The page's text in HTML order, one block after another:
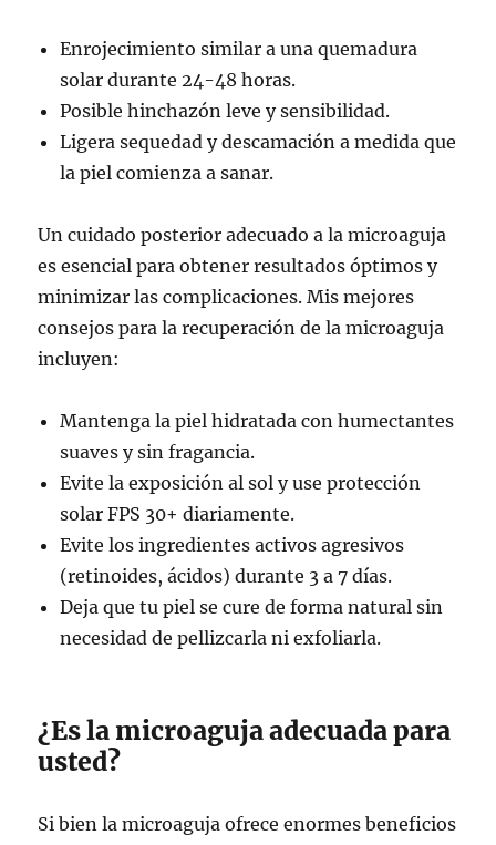
Enrojecimiento similar a una quemadura
solar durante 24-48 horas.
Posible hinchazón leve y sensibilidad.
Ligera sequedad y descamación a medida que
la piel comienza a sanar.
Un cuidado posterior adecuado a la microaguja
es esencial para obtener resultados óptimos y
minimizar las complicaciones. Mis mejores
consejos para la recuperación de la microaguja
incluyen:
Mantenga la piel hidratada con humectantes
suaves y sin fragancia.
Evite la exposición al sol y use protección
solar FPS 30+ diariamente.
Evite los ingredientes activos agresivos
(retinoides, ácidos) durante 3 a 7 días.
Deja que tu piel se cure de forma natural sin
necesidad de pellizcarla ni exfoliarla.
¿Es la microaguja adecuada para
usted?
Si bien la microaguja ofrece enormes beneficios